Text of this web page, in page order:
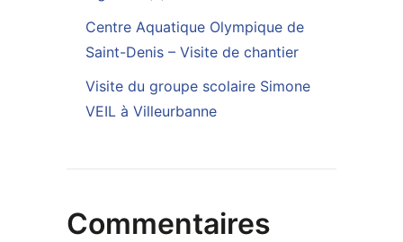
Centre Aquatique Olympique de
Saint-Denis – Visite de chantier
Visite du groupe scolaire Simone
VEIL à Villeurbanne
Commentaires